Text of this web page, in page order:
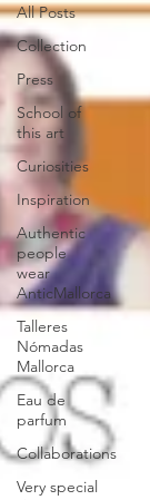
All Posts
Collection
Press
School of
this art
Curiosities
Inspiration
Authentic
people
wear
AnticMallorca
Talleres
Nómadas
Mallorca
Eau de
parfum
Collaborations
Very special